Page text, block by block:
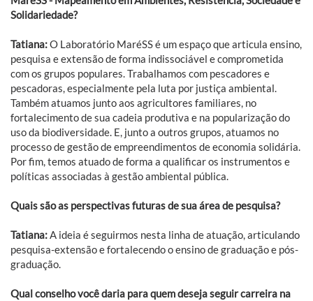
Solidariedade?
Tatiana:O Laboratório MaréSS é um espaço que articula ensino,
pesquisa e extensão de forma indissociável e comprometida
com os grupos populares. Trabalhamos com pescadores e
pescadoras, especialmente pela luta por justiça ambiental.
Também atuamos junto aos agricultores familiares, no
fortalecimento de sua cadeia produtiva e na popularização do
uso da biodiversidade. E, junto a outros grupos, atuamos no
processo de gestão de empreendimentos de economia solidária.
Por fim, temos atuado de forma a qualificar os instrumentos e
políticas associadas à gestão ambiental pública.
Quais são as perspectivas futuras de sua área de pesquisa?
Tatiana:A ideia é seguirmos nesta linha de atuação, articulando
pesquisa-extensão e fortalecendo o ensino de graduação e pós-
graduação.
Qual conselho você daria para quem deseja seguir carreira na